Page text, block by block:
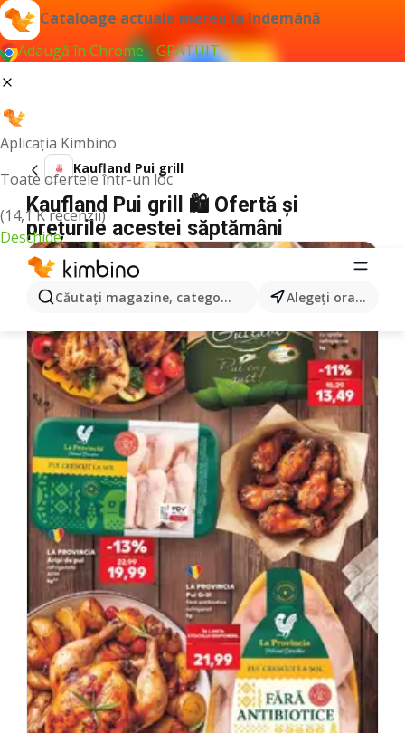
Cataloage actuale mereu la îndemână
Adaugă în Chrome - GRATUIT
Aplicația Kimbino
Toate ofertele într-un loc
(14,1 K recenzii)
Deschide
Căutaţi magazine, categorii, produse... Alegeţi oraşul
Kaufland Pui grill
Kaufland Pui grill 🛍️ Ofertă și
prețurile acestei săptămâni